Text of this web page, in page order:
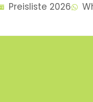
Preisliste 2026